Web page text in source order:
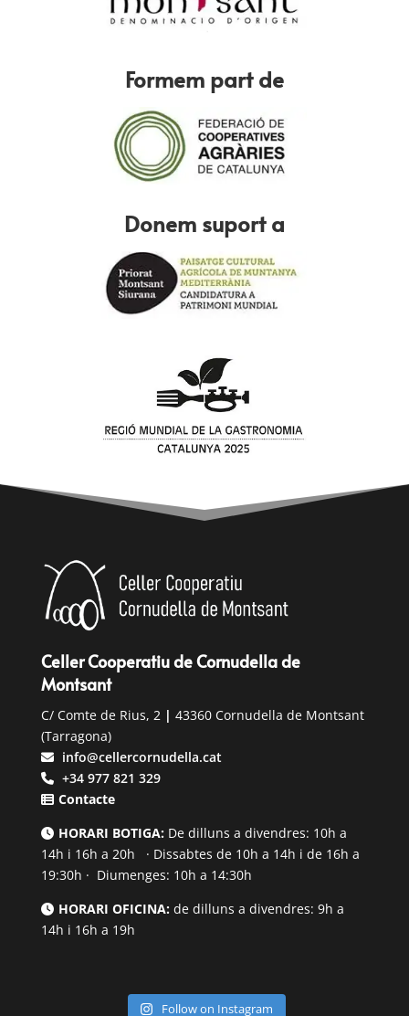
Formem part de
Donem suport a
Celler Cooperatiu de Cornudella de
Montsant
C/ Comte de Rius, 2 | 43360 Cornudella de Montsant
(Tarragona)
info@cellercornudella.cat
+34 977 821 329
Contacte
HORARI BOTIGA:De dilluns a divendres: 10h a
14h i 16h a 20h · Dissabtes de 10h a 14h i de 16h a
19:30h · Diumenges: 10h a 14:30h
HORARI OFICINA:de dilluns a divendres: 9h a
14h i 16h a 19h
Follow on Instagram